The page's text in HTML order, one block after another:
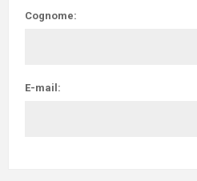
Cognome:
E-mail: